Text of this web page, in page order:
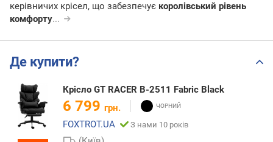
керівничих крісел, що забезпечує королівський рівень
комфорту...
Де купити?
Крісло GT RACER B-2511 Fabric Black
6 799 грн.
FOXTROT.UA
З нами 10 років